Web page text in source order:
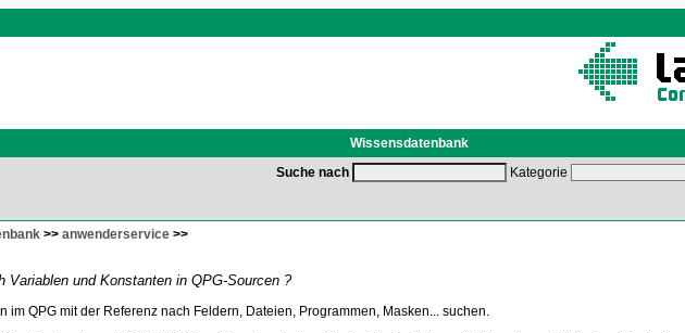
Wissensdatenbank
Suche nach
Kategorie
>> anwenderservice>>
Variablen und Konstanten in QPG-Sourcen ?
QPG mit der Referenz nach Feldern, Dateien, Programmen, Masken... suchen.